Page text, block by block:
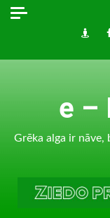
Skip
e –
Grēka alga ir nāve,